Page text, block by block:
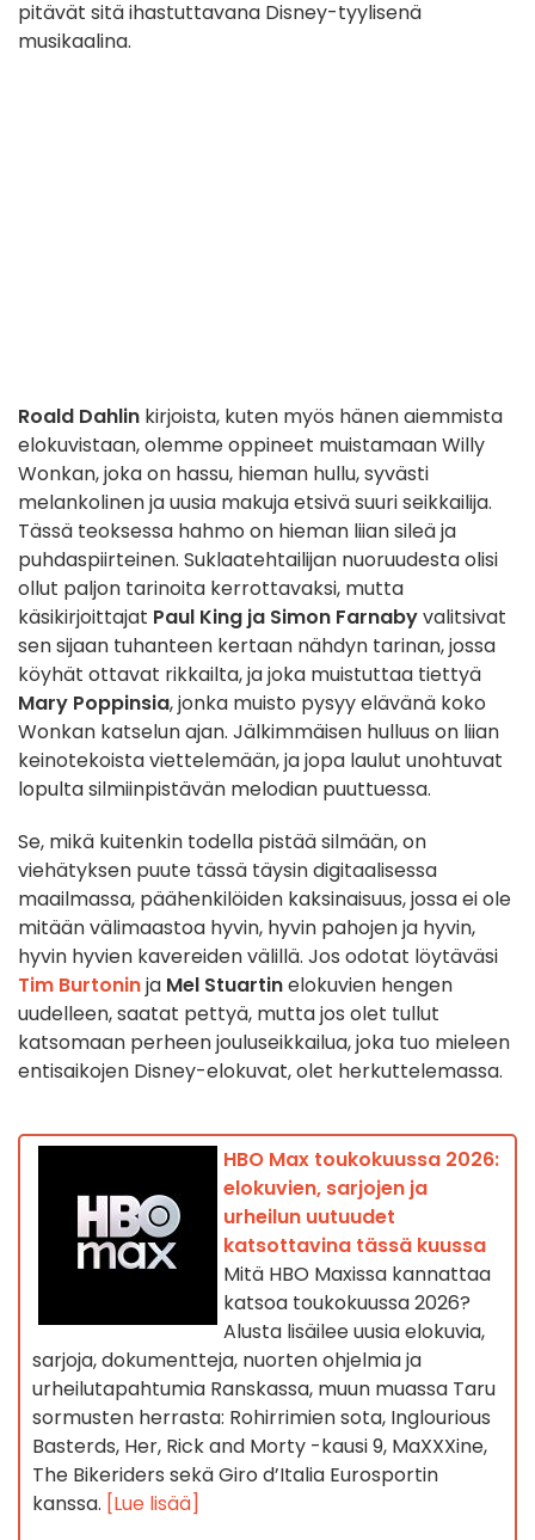
pitävät sitä ihastuttavana Disney-tyylisenä
musikaalina.
Roald Dahlin kirjoista, kuten myös hänen aiemmista
elokuvistaan, olemme oppineet muistamaan Willy
Wonkan, joka on hassu, hieman hullu, syvästi
melankolinen ja uusia makuja etsivä suuri seikkailija.
Tässä teoksessa hahmo on hieman liian sileä ja
puhdaspiirteinen. Suklaatehtailijan nuoruudesta olisi
ollut paljon tarinoita kerrottavaksi, mutta
käsikirjoittajat Paul King ja Simon Farnabyvalitsivat
sen sijaan tuhanteen kertaan nähdyn tarinan, jossa
köyhät ottavat rikkailta, ja joka muistuttaa tiettyä
Mary Poppinsia, jonka muisto pysyy elävänä koko
Wonkan katselun ajan. Jälkimmäisen hulluus on liian
keinotekoista viettelemään, ja jopa laulut unohtuvat
lopulta silmiinpistävän melodian puuttuessa.
Se, mikä kuitenkin todella pistää silmään, on
viehätyksen puute tässä täysin digitaalisessa
maailmassa, päähenkilöiden kaksinaisuus, jossa ei ole
mitään välimaastoa hyvin, hyvin pahojen ja hyvin,
hyvin hyvien kavereiden välillä. Jos odotat löytäväsi
Tim Burtoninja Mel Stuartinelokuvien hengen
uudelleen, saatat pettyä, mutta jos olet tullut
katsomaan perheen jouluseikkailua, joka tuo mieleen
entisaikojen Disney-elokuvat, olet herkuttelemassa.
HBO Max toukokuussa 2026:
elokuvien, sarjojen ja
urheilun uutuudet
katsottavina tässä kuussa
Mitä HBO Maxissa kannattaa
katsoa toukokuussa 2026?
Alusta lisäilee uusia elokuvia,
sarjoja, dokumentteja, nuorten ohjelmia ja
urheilutapahtumia Ranskassa, muun muassa Taru
sormusten herrasta: Rohirrimien sota, Inglourious
Basterds, Her, Rick and Morty -kausi 9, MaXXXine,
The Bikeriders sekä Giro d’Italia Eurosportin
kanssa. [Lue lisää]